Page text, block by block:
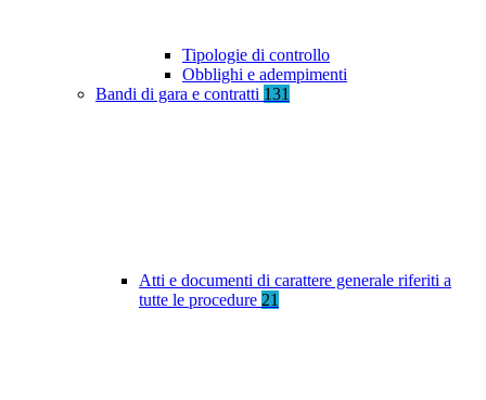
Tipologie di controllo
Obblighi e adempimenti
Bandi di gara e contratti 131
Atti e documenti di carattere generale riferiti a
tutte le procedure 21